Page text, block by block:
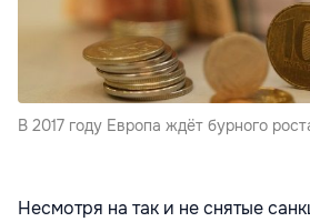
В 2017 году Европа ждёт бурного
Несмотря на так и не снятые